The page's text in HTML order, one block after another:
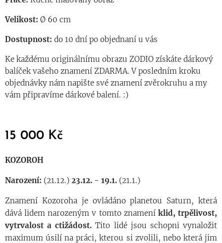
Velikost: Ø 60 cm
Dostupnost: do 10 dní po objednaní u vás
Ke každému originálnímu obrazu ZODIO získáte dárkový
balíček vašeho znamení ZDARMA. V posledním kroku
objednávky nám napište své znamení zvěrokruhu a my
vám připravíme dárkové balení. :)
15 000 Kč
KOZOROH
Narození: (21.12.) 23.12. - 19.1. (21.1.)
Znamení Kozoroha je ovládáno planetou Saturn, která
dává lidem narozeným v tomto znamení klid, trpělivost,
vytrvalost a ctižádost. Tito lidé jsou schopni vynaložit
maximum úsilí na práci, kterou si zvolili, nebo která jim